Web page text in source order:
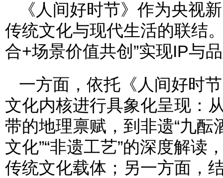
《人间好时节》作为央视
传统文化与现代生活的联结
合+场景价值共创”实现IP与
一方面，依托《人间好时
文化内核进行具象化呈现：
带的地理禀赋，到非遗“九酝
文化”“非遗工艺”的深度解读
传统文化载体；另一方面，